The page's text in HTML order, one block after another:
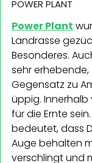
POWER PLANT
Power Plant
Landrasse
Besonderes.
sehr erhebende,
Gegensatz zu
üppig. Innerhalb
für die Ernte
bedeutet, dass
Auge behalten
verschlingt und